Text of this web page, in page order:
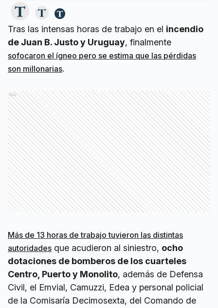
Tras las intensas horas de trabajo en el incendio
de Juan B. Justo y Uruguay, finalmente
sofocaron el ígneo pero se estima que las pérdidas
son millonarias.
Ads
Más de 13 horas de trabajo tuvieron las distintas
autoridades que acudieron al siniestro, ocho
dotaciones de bomberos de los cuarteles
Centro, Puerto y Monolito, además de Defensa
Civil, el Emvial, Camuzzi, Edea y personal policial
de la Comisaría Decimosexta, del Comando de